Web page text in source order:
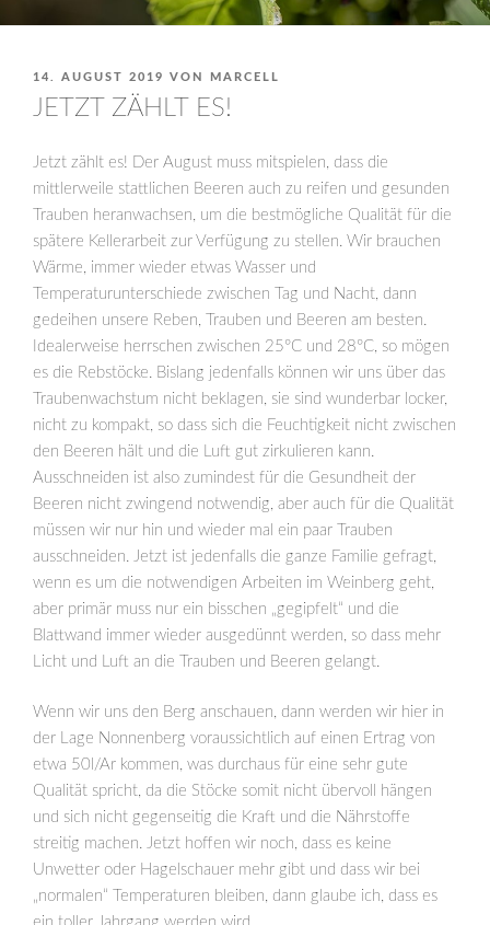
VERÖFFENTLICHT
AM
14. AUGUST 2019 VON MARCELL
JETZT ZÄHLT ES!
Jetzt zählt es! Der August muss mitspielen, dass die
mittlerweile stattlichen Beeren auch zu reifen und gesunden
Trauben heranwachsen, um die bestmögliche Qualität für die
spätere Kellerarbeit zur Verfügung zu stellen. Wir brauchen
Wärme, immer wieder etwas Wasser und
Temperaturunterschiede zwischen Tag und Nacht, dann
gedeihen unsere Reben, Trauben und Beeren am besten.
Idealerweise herrschen zwischen 25°C und 28°C, so mögen
es die Rebstöcke. Bislang jedenfalls können wir uns über das
Traubenwachstum nicht beklagen, sie sind wunderbar locker,
nicht zu kompakt, so dass sich die Feuchtigkeit nicht zwischen
den Beeren hält und die Luft gut zirkulieren kann.
Ausschneiden ist also zumindest für die Gesundheit der
Beeren nicht zwingend notwendig, aber auch für die Qualität
müssen wir nur hin und wieder mal ein paar Trauben
ausschneiden. Jetzt ist jedenfalls die ganze Familie gefragt,
wenn es um die notwendigen Arbeiten im Weinberg geht,
aber primär muss nur ein bisschen „gegipfelt“ und die
Blattwand immer wieder ausgedünnt werden, so dass mehr
Licht und Luft an die Trauben und Beeren gelangt.
Wenn wir uns den Berg anschauen, dann werden wir hier in
der Lage Nonnenberg voraussichtlich auf einen Ertrag von
etwa 50l/Ar kommen, was durchaus für eine sehr gute
Qualität spricht, da die Stöcke somit nicht übervoll hängen
und sich nicht gegenseitig die Kraft und die Nährstoffe
streitig machen. Jetzt hoffen wir noch, dass es keine
Unwetter oder Hagelschauer mehr gibt und dass wir bei
„normalen“ Temperaturen bleiben, dann glaube ich, dass es